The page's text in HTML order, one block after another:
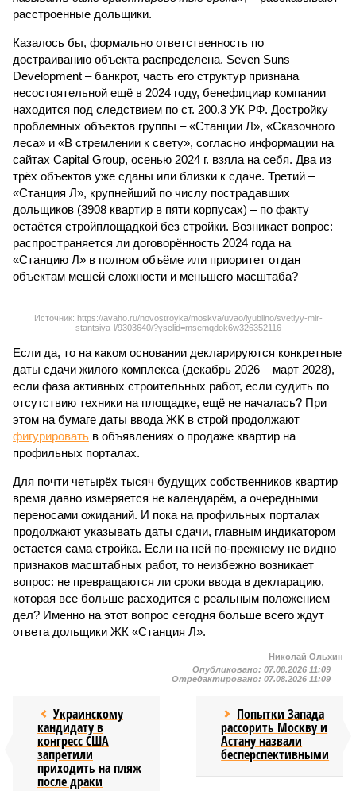
расстроенные дольщики.
Казалось бы, формально ответственность по
достраиванию объекта распределена. Seven Suns
Development – банкрот, часть его структур признана
несостоятельной ещё в 2024 году, бенефициар компании
находится под следствием по ст. 200.3 УК РФ. Достройку
проблемных объектов группы – «Станции Л», «Сказочного
леса» и «В стремлении к свету», согласно информации на
сайтах Capital Group, осенью 2024 г. взяла на себя. Два из
трёх объектов уже сданы или близки к сдаче. Третий –
«Станция Л», крупнейший по числу пострадавших
дольщиков (3908 квартир в пяти корпусах) – по факту
остаётся стройплощадкой без стройки. Возникает вопрос:
распространяется ли договорённость 2024 года на
«Станцию Л» в полном объёме или приоритет отдан
объектам мешей сложности и меньшего масштаба?
Источник: https://avaho.ru/novostroyka/moskva/uvao/lyublino/svetlyy-mir-
stantsiya-l/9303640/?ysclid=msemqdok6w326352116
Если да, то на каком основании декларируются конкретные
даты сдачи жилого комплекса (декабрь 2026 – март 2028),
если фаза активных строительных работ, если судить по
отсутствию техники на площадке, ещё не началась? При
этом на бумаге даты ввода ЖК в строй продолжают
фигурировать в объявлениях о продаже квартир на
профильных порталах.
Для почти четырёх тысяч будущих собственников квартир
время давно измеряется не календарём, а очередными
переносами ожиданий. И пока на профильных порталах
продолжают указывать даты сдачи, главным индикатором
остается сама стройка. Если на ней по-прежнему не видно
признаков масштабных работ, то неизбежно возникает
вопрос: не превращаются ли сроки ввода в декларацию,
которая все больше расходится с реальным положением
дел? Именно на этот вопрос сегодня больше всего ждут
ответа дольщики ЖК «Станция Л».
Николай Ольхин
Опубликовано: 07.08.2026 11:09
Отредактировано: 07.08.2026 11:09
Украинскому
кандидату в
конгресс США
запретили
приходить на пляж
после драки
Попытки Запада
рассорить Москву и
Астану назвали
бесперспективными